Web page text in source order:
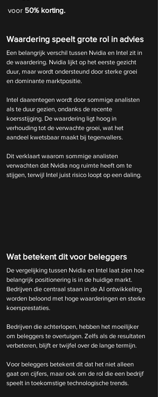
voor 50% korting.
Waardering speelt grote rol in advies
Een belangrijk verschil tussen Nvidia en Intel zit in
de waardering. Nvidia lijkt op het eerste gezicht
duur, maar wordt ondersteund door sterke groei
en dominante marktpositie.
Intel daarentegen wordt door sommige analisten
als te duur gezien, ondanks de recente
koersstijging. De waardering ligt hoog in
verhouding tot de verwachte groei, wat het
aandeel kwetsbaar maakt bij tegenvallers.
Dit verklaart waarom sommige analisten
verwachten dat Nvidia nog ruimte heeft om te
stijgen, terwijl Intel juist risico loopt op een daling.
Wat betekent dit voor beleggers
De vergelijking tussen Nvidia en Intel laat zien hoe
belangrijk positionering is in de huidige markt.
Bedrijven die centraal staan in de AI ontwikkeling
worden beloond met hoge waarderingen en sterke
koersprestaties.
Bedrijven die achterlopen, hebben het moeilijker
om beleggers te overtuigen. Zelfs als de resultaten
verbeteren, blijft er twijfel over de lange termijn.
Voor beleggers betekent dit dat het niet alleen
gaat om cijfers, maar ook om de rol die een bedrijf
speelt in toekomstige technologische trends.